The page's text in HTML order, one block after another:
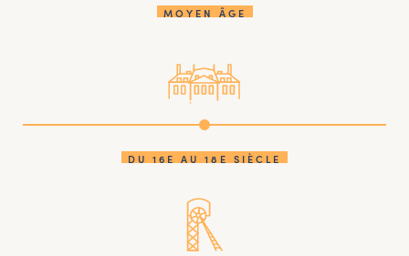
MOYEN ÂGE
DU 16E AU 18E SIÈCLE